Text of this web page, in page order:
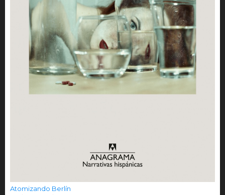
Atomizando Berlín